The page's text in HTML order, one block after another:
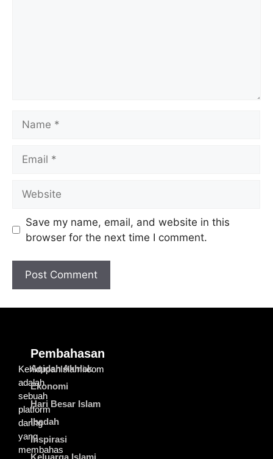
Save my name, email, and website in this
browser for the next time I comment.
KehidupanIslami.com
adalah
sebuah
platform
daring
yang
membahas
Pembahasan
Aqidah Akhlak
Ekonomi
Hari Besar Islam
Ibadah
Inspirasi
Keluarga Islami